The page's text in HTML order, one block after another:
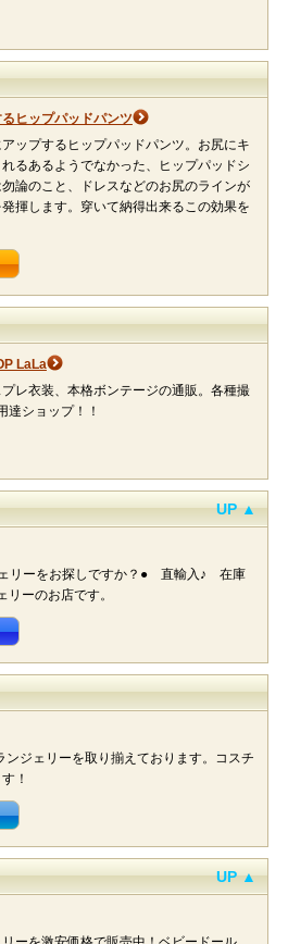
ヒップパッドパンツ
ップするヒップパッドパンツ。お尻にキ
るあるようでなかった、ヒップパッドシ
論のこと、ドレスなどのお尻のラインが
揮します。穿いて納得出来るこの効果を
LaLa
レ衣装、本格ボンテージの通販。各種撮
達ショップ！！
UP ▲
リーをお探しですか？● 直輸入♪ 在庫
ーのお店です。
ジェリーを取り揃えております。コスチ
！
UP ▲